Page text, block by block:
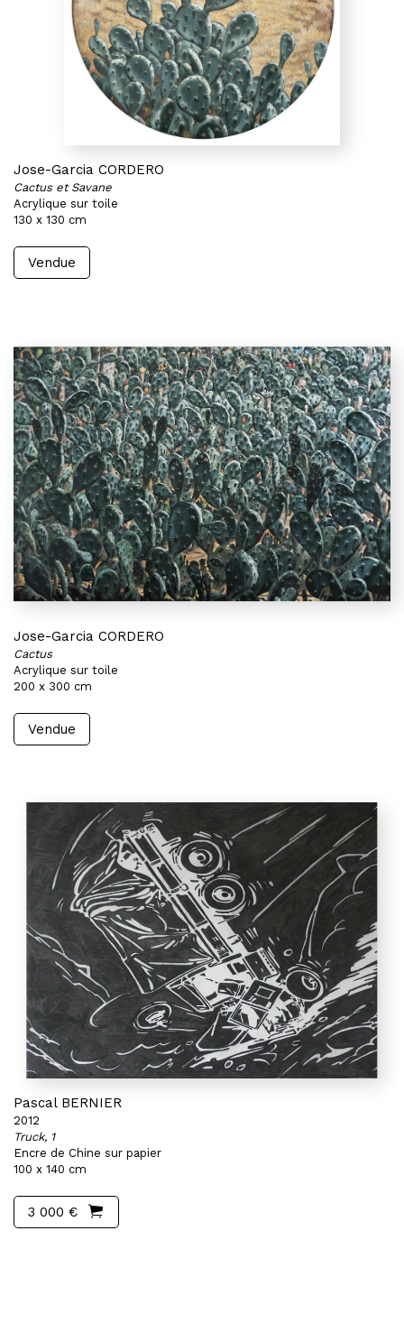
Jose-Garcia CORDERO
Cactus et Savane
Acrylique sur toile
130 x 130 cm
Vendue
Jose-Garcia CORDERO
Cactus
Acrylique sur toile
200 x 300 cm
Vendue
Pascal BERNIER
2012
Truck, 1
Encre de Chine sur papier
100 x 140 cm
3 000 €